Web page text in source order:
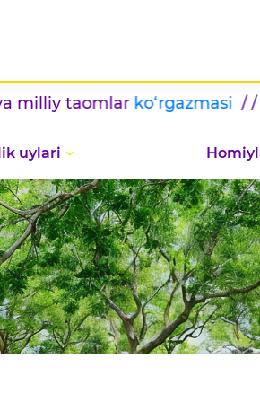
ko‘rgazmasi/ / Yangi
uylari